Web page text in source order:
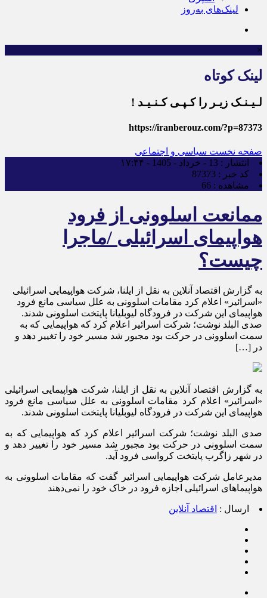
لینک‌های به‌روز
×
لینک کوتاه
لـیـنـک زیـر را کـپـی کـنـیـد !
https://iranberouz.com/?p=87373
صفحه نخست سیاسی و اجتماعی
انتشار : 13 - خرداد - 1405 - ۱۷:۴۴
کد خبر : 87373
مشاهده : 66
ممانعت اسلوونی از فرود
هواپیمای اسرائیلی /ماجرا
چیست؟
به گزارش اقتصاد آنلاین به نقل از ایلنا، شرکت هواپیمایی اسرائیلی
«اسرائیر» اعلام کرد مقامات اسلوونی به علل سیاسی مانع فرود
هواپیمای این شرکت در فرودگاه لیوبلیانا پایتخت اسلوونی شدند.
صدی البلد نوشت؛ شرکت اسرائیر اعلام کرد که هواپیمایی که به
سمت اسلوونی در حرکت بود مجبور شد مسیر خود را تغییر دهد و
در […]
به گزارش اقتصاد آنلاین به نقل از ایلنا، شرکت هواپیمایی اسرائیلی
«اسرائیر» اعلام کرد مقامات اسلوونی به علل سیاسی مانع فرود
هواپیمای این شرکت در فرودگاه لیوبلیانا پایتخت اسلوونی شدند.
صدی البلد نوشت؛ شرکت اسرائیر اعلام کرد که هواپیمایی که به
سمت اسلوونی در حرکت بود مجبور شد مسیر خود را تغییر دهد و
در شهر زاگرب پایتخت کرواسی فرود آید.
‌مدیرعامل شرکت هواپیمایی اسرائیر گفت که مقامات اسلوونی به
هواپیما‌های اسرائیلی اجازه فرود در خاک خود را نمی‌دهند
ارسال : اقتصاد آنلاین